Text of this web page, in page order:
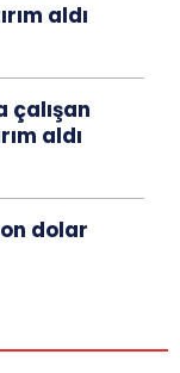
aldı
çalışan
aldı
dolar